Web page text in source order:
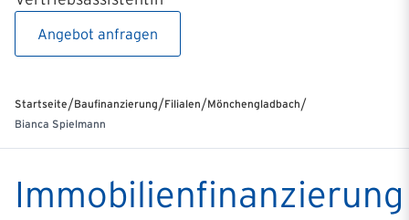
Angebot anfragen
Startseite/Baufinanzierung/Filialen/Mönchengladbach/
Bianca Spielmann
Immobilienfinanzierung